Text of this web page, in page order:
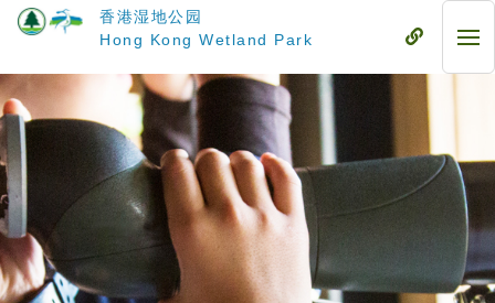
要
内
容
香港湿地公园
Hong Kong Wetland Park
流
流
动